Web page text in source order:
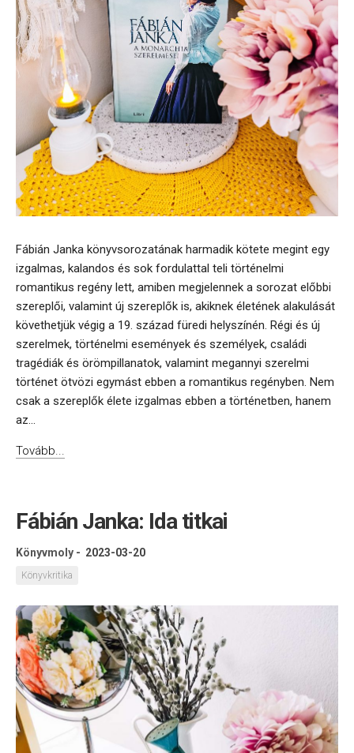
Fábián Janka könyvsorozatának harmadik kötete megint egy
izgalmas, kalandos és sok fordulattal teli történelmi
romantikus regény lett, amiben megjelennek a sorozat előbbi
szereplői, valamint új szereplők is, akiknek életének alakulását
követhetjük végig a 19. század füredi helyszínén. Régi és új
szerelmek, történelmi események és személyek, családi
tragédiák és örömpillanatok, valamint megannyi szerelmi
történet ötvözi egymást ebben a romantikus regényben. Nem
csak a szereplők élete izgalmas ebben a történetben, hanem
az...
Tovább...
Fábián Janka: Ida titkai
Könyvmoly - 2023-03-20
Könyvkritika